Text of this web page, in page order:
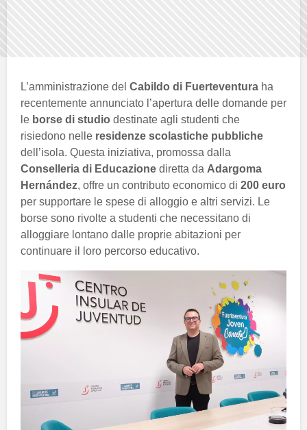
L’amministrazione del Cabildo di Fuerteventura ha
recentemente annunciato l’apertura delle domande per
le borse di studio destinate agli studenti che
risiedono nelle residenze scolastiche pubbliche
dell’isola. Questa iniziativa, promossa dalla
Conselleria di Educazione diretta da Adargoma
Hernández, offre un contributo economico di 200 euro
per supportare le spese di alloggio e altri servizi. Le
borse sono rivolte a studenti che necessitano di
alloggiare lontano dalle proprie abitazioni per
continuare il loro percorso educativo.